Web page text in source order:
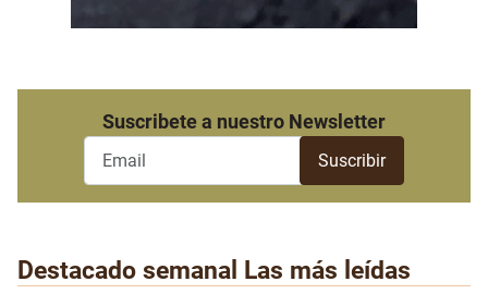
Suscribete a nuestro Newsletter
Destacado semanal Las más leídas